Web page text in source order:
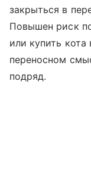
закрыться в
Повышен риск
или купить
переносном
подряд.